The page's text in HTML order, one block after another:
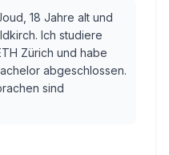
18 Jahre alt und
Ich studiere
Zürich und habe
abgeschlossen.
sind